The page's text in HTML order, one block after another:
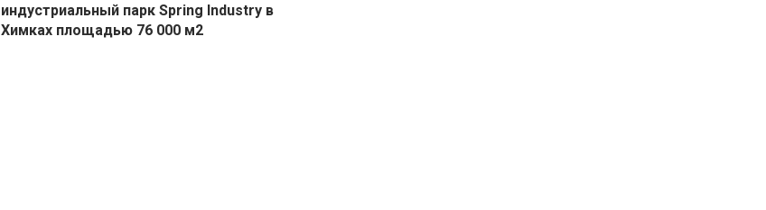
индустриальный парк Spring Industry в
Химках площадью 76 000 м2